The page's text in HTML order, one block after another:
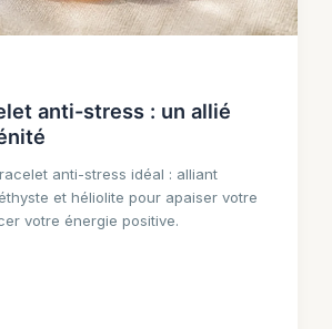
anti-stress : un allié
anti-stress idéal : alliant
et héliolite pour apaiser votre
votre énergie positive.